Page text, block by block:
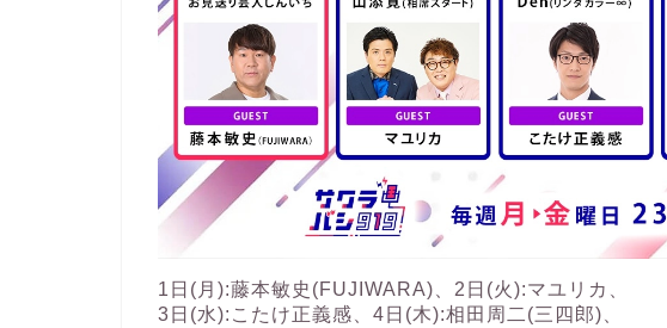
1日(月):藤本敏史(FUJIWARA)、2日(火):マユリカ、
3日(水):こたけ正義感、4日(木):相田周二(三四郎)、